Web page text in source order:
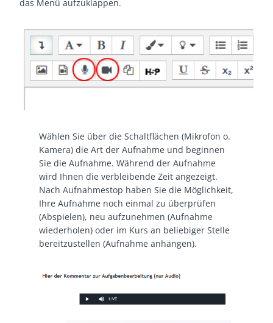
das Menü aufzuklappen.
Wählen Sie über die Schaltflächen (Mikrofon o.
Kamera) die Art der Aufnahme und beginnen
Sie die Aufnahme. Während der Aufnahme
wird Ihnen die verbleibende Zeit angezeigt.
Nach Aufnahmestop haben Sie die Möglichkeit,
Ihre Aufnahme noch einmal zu überprüfen
(Abspielen), neu aufzunehmen (Aufnahme
wiederholen) oder im Kurs an beliebiger Stelle
bereitzustellen (Aufnahme anhängen).